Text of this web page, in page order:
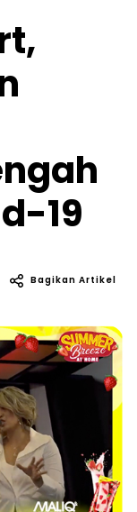
19
Bagikan Artikel